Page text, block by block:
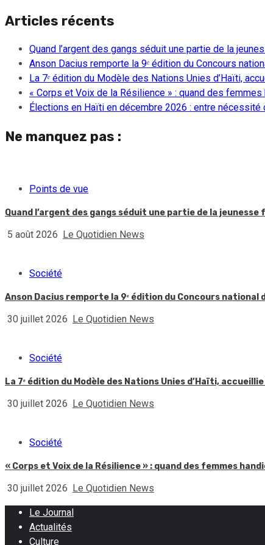
Articles récents
Quand l’argent des gangs séduit une partie de la
Anson Dacius remporte la 9ᵉ édition du Concours
La 7ᵉ édition du Modèle des Nations Unies d’Haïti,
« Corps et Voix de la Résilience » : quand des
Élections en Haïti en décembre 2026 : entre
Ne manquez pas :
Points de vue
Quand l’argent des gangs séduit une partie de la
5 août 2026 Le Quotidien News
Société
Anson Dacius remporte la 9ᵉ édition du Concours national
30 juillet 2026 Le Quotidien News
Société
La 7ᵉ édition du Modèle des Nations Unies d’Haïti,
30 juillet 2026 Le Quotidien News
Société
« Corps et Voix de la Résilience » : quand des femmes
30 juillet 2026 Le Quotidien News
Le Journal
Actualités
Culture